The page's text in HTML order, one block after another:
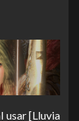
usar [Lluvia